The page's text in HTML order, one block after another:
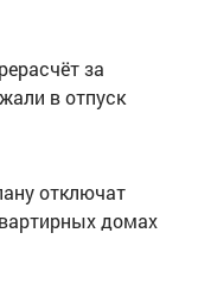
за
в отпуск
отключат
домах